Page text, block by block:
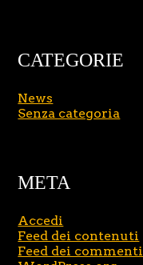
CATEGORIE
News
Senza categoria
META
Accedi
Feed dei contenuti
Feed dei commenti